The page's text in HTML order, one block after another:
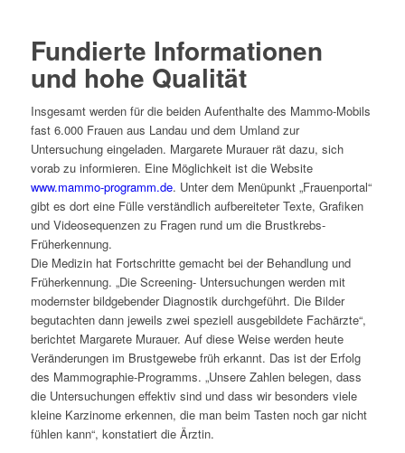
Fundierte Informationen
und hohe Qualität
Insgesamt werden für die beiden Aufenthalte des Mammo-Mobils
fast 6.000 Frauen aus Landau und dem Umland zur
Untersuchung eingeladen. Margarete Murauer rät dazu, sich
vorab zu informieren. Eine Möglichkeit ist die Website
www.mammo-programm.de. Unter dem Menüpunkt „Frauenportal“
gibt es dort eine Fülle verständlich aufbereiteter Texte, Grafiken
und Videosequenzen zu Fragen rund um die Brustkrebs-
Früherkennung.
Die Medizin hat Fortschritte gemacht bei der Behandlung und
Früherkennung. „Die Screening- Untersuchungen werden mit
modernster bildgebender Diagnostik durchgeführt. Die Bilder
begutachten dann jeweils zwei speziell ausgebildete Fachärzte“,
berichtet Margarete Murauer. Auf diese Weise werden heute
Veränderungen im Brustgewebe früh erkannt. Das ist der Erfolg
des Mammographie-Programms. „Unsere Zahlen belegen, dass
die Untersuchungen effektiv sind und dass wir besonders viele
kleine Karzinome erkennen, die man beim Tasten noch gar nicht
fühlen kann“, konstatiert die Ärztin.